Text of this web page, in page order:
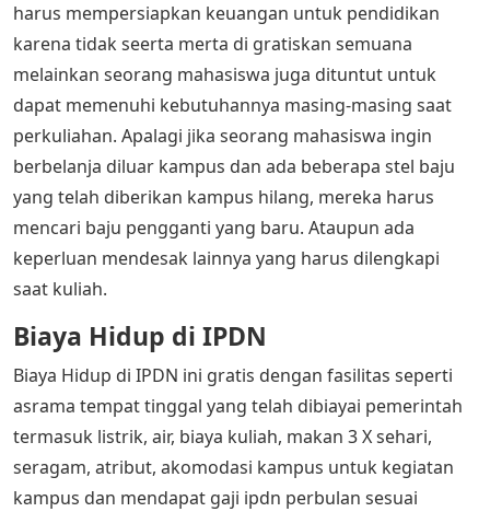
harus mempersiapkan keuangan untuk pendidikan
karena tidak seerta merta di gratiskan semuana
melainkan seorang mahasiswa juga dituntut untuk
dapat memenuhi kebutuhannya masing-masing saat
perkuliahan. Apalagi jika seorang mahasiswa ingin
berbelanja diluar kampus dan ada beberapa stel baju
yang telah diberikan kampus hilang, mereka harus
mencari baju pengganti yang baru. Ataupun ada
keperluan mendesak lainnya yang harus dilengkapi
saat kuliah.
Biaya Hidup di IPDN
Biaya Hidup di IPDN ini gratis dengan fasilitas seperti
asrama tempat tinggal yang telah dibiayai pemerintah
termasuk listrik, air, biaya kuliah, makan 3 X sehari,
seragam, atribut, akomodasi kampus untuk kegiatan
kampus dan mendapat gaji ipdn perbulan sesuai